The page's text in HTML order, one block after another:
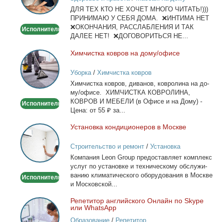
тела
Исполнитель
ДЛЯ ТЕХ КТО НЕ ХОЧЕТ МНОГО ЧИТАТЬ!)))
ПРИНИМАЮ У СЕБЯ ДОМА. ❌ИНТИМА НЕТ
❌ОКОНЧАНИЯ, РАССЛАБЛЕНИЯ И ТАК
ДАЛЕЕ НЕТ! ❌ДОГОВОРИТЬСЯ НЕ...
Химчистка
ковров
на
дому/
Исполнитель
Хим­чист­ка ков­ров на до­му/офи­се
Уборка/ Химчистка ковров
Хим­чист­ка ков­ров, ди­ва­нов, ков­ро­ли­на на до­
му/офи­се. ХИМЧИСТКА КОВРОЛИНА,
КОВРОВ И МЕБЕЛИ (в Офи­се и на До­му) -
Це­на: от 55 ₽ за...
Установка
кондиционеров
в
Москве
Исполнитель
Уста­нов­ка кон­ди­ци­о­не­ров в Москве
Строительство и ремонт/ Установка
кондиционеров
Ком­па­ния Leon Group предо­став­ля­ет ком­плекс
услуг по уста­нов­ке и тех­ни­че­ско­му об­слу­жи­
ва­нию кли­ма­ти­че­ско­го обо­ру­до­ва­ния в Москве
и Мос­ков­ской...
Репетитор
английского
Ре­пе­ти­тор ан­глий­ско­го Он­лайн по Skype
или WhatsApp
Образование/ Репетитор